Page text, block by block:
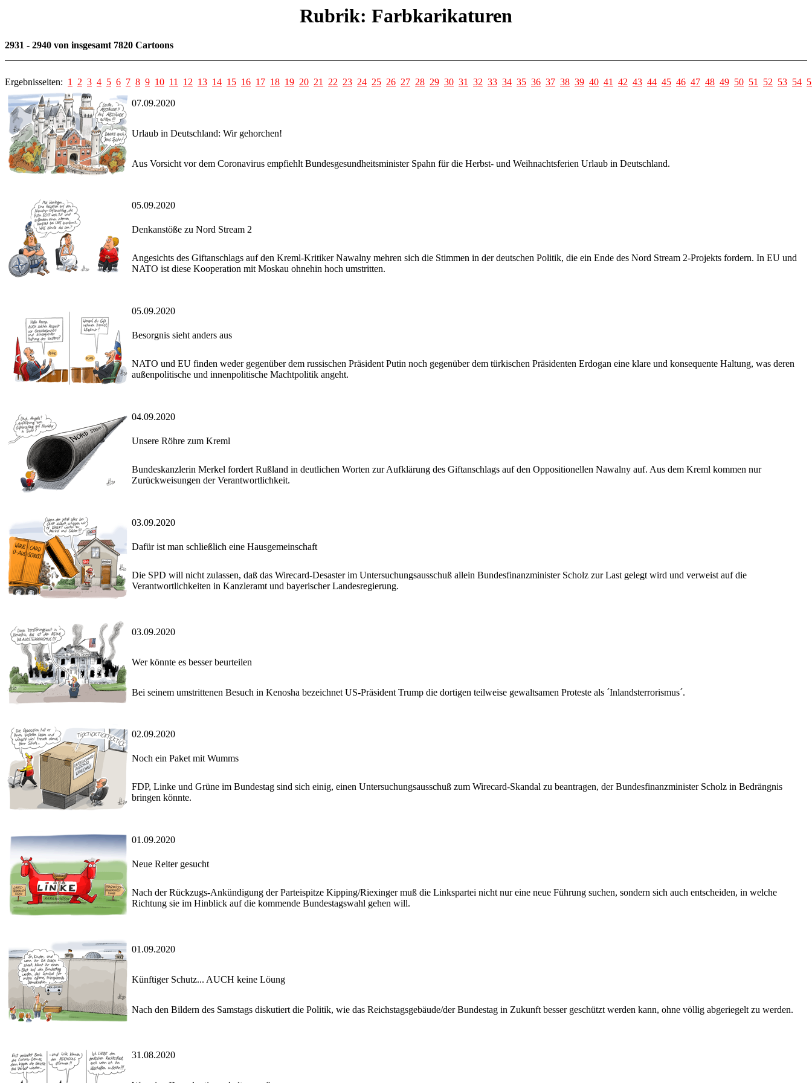
Rubrik: Farbkarikaturen
2931 - 2940 von insgesamt 7820 Cartoons
Ergebnisseiten: 1 2 3 4 5 6 7 8 9 10 11 12 13 14 15 16 17 18 19 20 21 22 23 24 25 26 27 28 29 30 31 32 33 34 35 36 37 38 39 40 41 42 43 44 45 46 47 48 49 50 51 52 53 54
07.09.2020
Urlaub in Deutschland: Wir gehorchen!
Aus Vorsicht vor dem Coronavirus empfiehlt Bundesgesundheitsminister Spahn für die Herbst- und Weihnachtsferien Urlaub in Deutschland.
05.09.2020
Denkanstöße zu Nord Stream 2
Angesichts des Giftanschlags auf den Kreml-Kritiker Nawalny mehren sich die Stimmen in der deutschen Politik, die ein Ende des Nord Stream 2-Projekts fordern. In EU und
NATO ist diese Kooperation mit Moskau ohnehin hoch umstritten.
05.09.2020
Besorgnis sieht anders aus
NATO und EU finden weder gegenüber dem russischen Präsident Putin noch gegenüber dem türkischen Präsidenten Erdogan eine klare und konsequente Haltung, was deren
außenpolitische und innenpolitische Machtpolitik angeht.
04.09.2020
Unsere Röhre zum Kreml
Bundeskanzlerin Merkel fordert Rußland in deutlichen Worten zur Aufklärung des Giftanschlags auf den Oppositionellen Nawalny auf. Aus dem Kreml kommen nur
Zurückweisungen der Verantwortlichkeit.
03.09.2020
Dafür ist man schließlich eine Hausgemeinschaft
Die SPD will nicht zulassen, daß das Wirecard-Desaster im Untersuchungsausschuß allein Bundesfinanzminister Scholz zur Last gelegt wird und verweist auf die
Verantwortlichkeiten in Kanzleramt und bayerischer Landesregierung.
03.09.2020
Wer könnte es besser beurteilen
Bei seinem umstrittenen Besuch in Kenosha bezeichnet US-Präsident Trump die dortigen teilweise gewaltsamen Proteste als ´Inlandsterrorismus´.
02.09.2020
Noch ein Paket mit Wumms
FDP, Linke und Grüne im Bundestag sind sich einig, einen Untersuchungsausschuß zum Wirecard-Skandal zu beantragen, der Bundesfinanzminister Scholz in Bedrängnis
bringen könnte.
01.09.2020
Neue Reiter gesucht
Nach der Rückzugs-Ankündigung der Parteispitze Kipping/Riexinger muß die Linkspartei nicht nur eine neue Führung suchen, sondern sich auch entscheiden, in welche
Richtung sie im Hinblick auf die kommende Bundestagswahl gehen will.
01.09.2020
Künftiger Schutz... AUCH keine Löung
Nach den Bildern des Samstags diskutiert die Politik, wie das Reichstagsgebäude/der Bundestag in Zukunft besser geschützt werden kann, ohne völlig abgeriegelt zu werden.
31.08.2020